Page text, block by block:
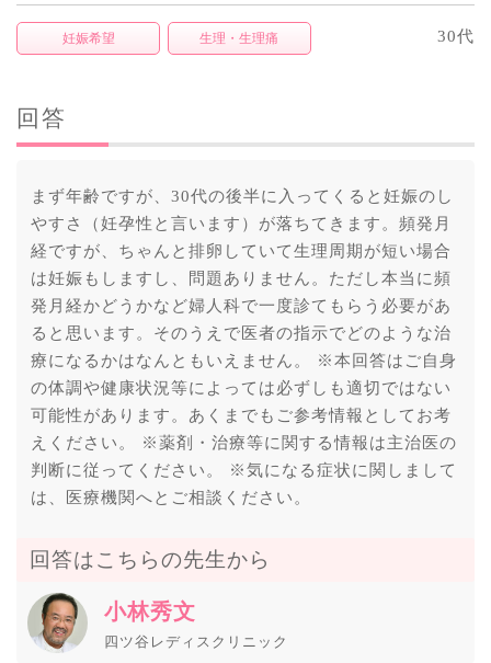
妊娠希望 生理・生理痛 30代
回答
まず年齢ですが、30代の後半に入ってくると妊娠のし
やすさ（妊孕性と言います）が落ちてきます。頻発月
経ですが、ちゃんと排卵していて生理周期が短い場合
は妊娠もしますし、問題ありません。ただし本当に頻
発月経かどうかなど婦人科で一度診てもらう必要があ
ると思います。そのうえで医者の指示でどのような治
療になるかはなんともいえません。 ※本回答はご自身
の体調や健康状況等によっては必ずしも適切ではない
可能性があります。あくまでもご参考情報としてお考
えください。 ※薬剤・治療等に関する情報は主治医の
判断に従ってください。 ※気になる症状に関しまして
は、医療機関へとご相談ください。
回答はこちらの先生から
小林秀文
四ツ谷レディスクリニック